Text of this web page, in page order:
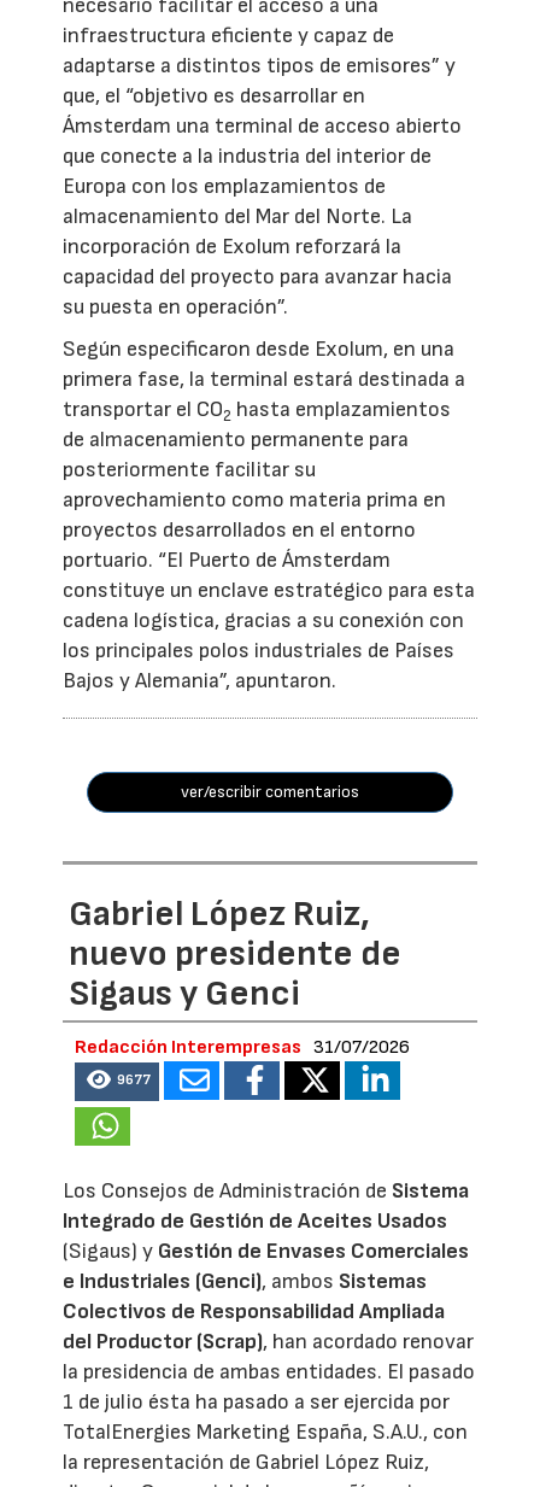
necesario facilitar el acceso a una
infraestructura eficiente y capaz de
adaptarse a distintos tipos de emisores” y
que, el “objetivo es desarrollar en
Ámsterdam una terminal de acceso abierto
que conecte a la industria del interior de
Europa con los emplazamientos de
almacenamiento del Mar del Norte. La
incorporación de Exolum reforzará la
capacidad del proyecto para avanzar hacia
su puesta en operación”.
Según especificaron desde Exolum, en una
primera fase, la terminal estará destinada a
transportar el CO2 hasta emplazamientos
de almacenamiento permanente para
posteriormente facilitar su
aprovechamiento como materia prima en
proyectos desarrollados en el entorno
portuario. “El Puerto de Ámsterdam
constituye un enclave estratégico para esta
cadena logística, gracias a su conexión con
los principales polos industriales de Países
Bajos y Alemania”, apuntaron.
ver/escribir comentarios
Gabriel López Ruiz,
nuevo presidente de
Sigaus y Genci
Redacción Interempresas 31/07/2026
9677
Los Consejos de Administración de Sistema
Integrado de Gestión de Aceites Usados
(Sigaus) y Gestión de Envases Comerciales
e Industriales (Genci), ambos Sistemas
Colectivos de Responsabilidad Ampliada
del Productor (Scrap), han acordado renovar
la presidencia de ambas entidades. El pasado
1 de julio ésta ha pasado a ser ejercida por
TotalEnergies Marketing España, S.A.U., con
la representación de Gabriel López Ruiz,